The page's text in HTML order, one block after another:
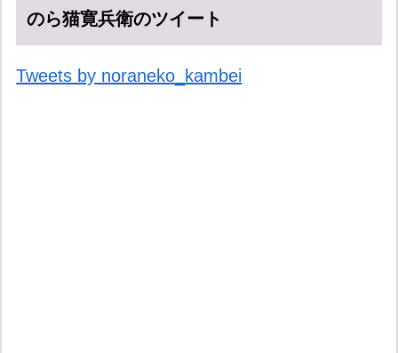
のら猫寛兵衛のツイート
Tweets by noraneko_kambei